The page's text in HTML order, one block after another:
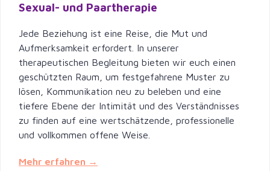
Sexual- und Paartherapie
Jede Beziehung ist eine Reise, die Mut und
Aufmerksamkeit erfordert. In unserer
therapeutischen Begleitung bieten wir euch einen
geschützten Raum, um festgefahrene Muster zu
lösen, Kommunikation neu zu beleben und eine
tiefere Ebene der Intimität und des Verständnisses
zu finden auf eine wertschätzende, professionelle
und vollkommen offene Weise.
Mehr erfahren →